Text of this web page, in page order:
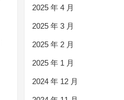
2025 年 4 月
2025 年 3 月
2025 年 2 月
2025 年 1 月
2024 年 12 月